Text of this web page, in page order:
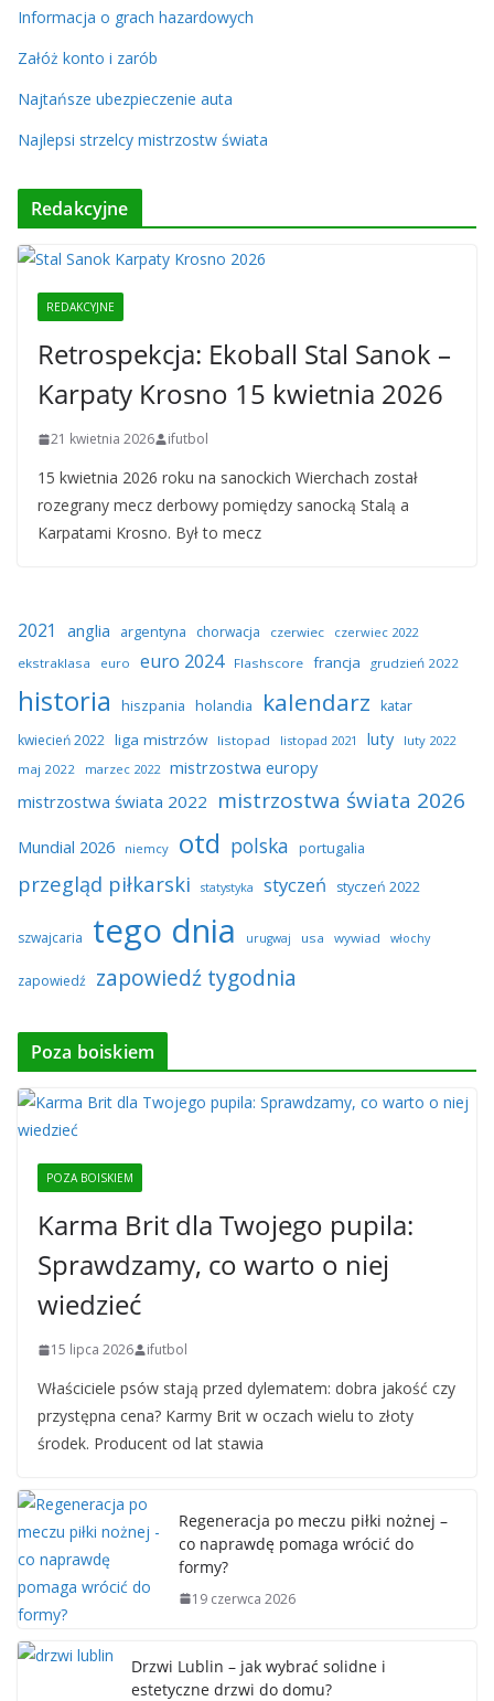
Informacja o grach hazardowych
Załóż konto i zarób
Najtańsze ubezpieczenie auta
Najlepsi strzelcy mistrzostw świata
Redakcyjne
REDAKCYJNE
Retrospekcja: Ekoball Stal Sanok –
Karpaty Krosno 15 kwietnia 2026
21 kwietnia 2026 ifutbol
15 kwietnia 2026 roku na sanockich Wierchach został
rozegrany mecz derbowy pomiędzy sanocką Stalą a
Karpatami Krosno. Był to mecz
2021 anglia argentyna chorwacja czerwiec
czerwiec 2022
ekstraklasa
euro euro 2024 Flashscore francja grudzień 2022
historia hiszpania holandia kalendarz katar
kwiecień 2022 liga mistrzów listopad listopad 2021 luty
luty 2022
maj 2022
marzec 2022 mistrzostwa europy
mistrzostwa świata 2022 mistrzostwa świata 2026
Mundial 2026 niemcy otd polska portugalia
przegląd piłkarski statystyka styczeń styczeń 2022
szwajcaria tego dnia urugwaj usa wywiad włochy
zapowiedź zapowiedź tygodnia
Poza boiskiem
POZA BOISKIEM
Karma Brit dla Twojego pupila:
Sprawdzamy, co warto o niej
wiedzieć
15 lipca 2026 ifutbol
Właściciele psów stają przed dylematem: dobra jakość czy
przystępna cena? Karmy Brit w oczach wielu to złoty
środek. Producent od lat stawia
Regeneracja po meczu piłki nożnej –
co naprawdę pomaga wrócić do
formy?
19 czerwca 2026
Drzwi Lublin – jak wybrać solidne i
estetyczne drzwi do domu?